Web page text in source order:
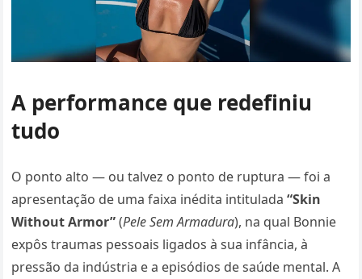
A performance que redefiniu
tudo
O ponto alto — ou talvez o ponto de ruptura — foi a
apresentação de uma faixa inédita intitulada“Skin
Without Armor”(Pele Sem Armadura), na qual Bonnie
expôs traumas pessoais ligados à sua infância, à
pressão da indústria e a episódios de saúde mental. A